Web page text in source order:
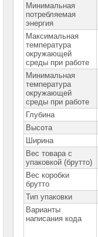
Серверные
жесткие
диски
Серверные
жесткие
диски
SSD
M.2
Серверные
жесткие
диски
SATA
2"5
Серверные
жесткие
диски
SATA
3"5
►
Серверные
жесткие
диски
Минимальная
потребляемая
энергия
Максимальная
температура
окружающей
среды при работе
Минимальная
температура
окружающей
среды при работе
Глубина
Высота
Ширина
Вес товара с
упаковкой (брутто)
Вес коробки
брутто
Тип упаковки
Варианты
написания кода